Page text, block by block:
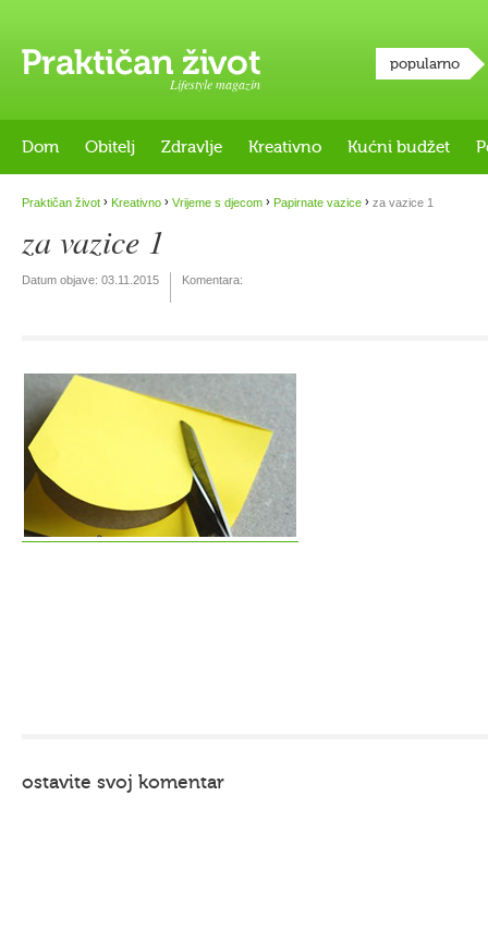
Lifestyle magazin
popularno
Dom Obitelj Zdravlje Kreativno Kućni budžet
Praktičan život › Kreativno › Vrijeme s djecom › Papirnate vazice › za vazice 1
za vazice 1
Datum objave: 03.11.2015 Komentara:
ostavite svoj komentar